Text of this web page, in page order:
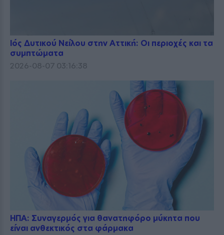
Ιός Δυτικού Νείλου στην Αττική: Οι περιοχές και τα
συμπτώματα
2026-08-07 03:16:38
ΗΠΑ: Συναγερμός για θανατηφόρο μύκητα που
είναι ανθεκτικός στα φάρμακα